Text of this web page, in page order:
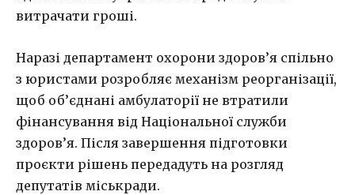
витрачати гроші.
Наразі департамент охорони здоров’я спільно
з юристами розробляє механізм реорганізації,
щоб об’єднані амбулаторії не втратили
фінансування від Національної служби
здоров’я. Після завершення підготовки
проєкти рішень передадуть на розгляд
депутатів міськради.